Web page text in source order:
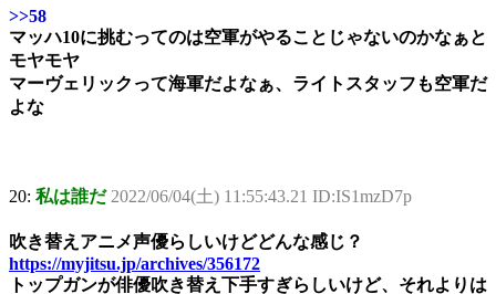
>>58
マッハ10に挑むってのは空軍がやることじゃないのかなぁと
モヤモヤ
マーヴェリックって海軍だよなぁ、ライトスタッフも空軍だ
よな
20: 私は誰だ 2022/06/04(土) 11:55:43.21 ID:IS1mzD7p
吹き替えアニメ声優らしいけどどんな感じ？
https://myjitsu.jp/archives/356172
トップガンが俳優吹き替え下手すぎらしいけど、それよりは